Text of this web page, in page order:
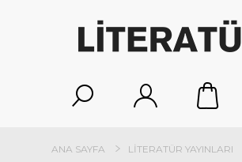
ANA SAYFA LITERATÜR YAYINLARI